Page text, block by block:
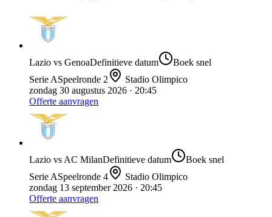
Lazio vs GenoaDefinitieve datum
Boek snel
Serie ASpeelronde 2
Stadio Olimpico
zondag 30 augustus 2026 · 20:45
Offerte aanvragen
Lazio vs AC MilanDefinitieve datum
Boek snel
Serie ASpeelronde 4
Stadio Olimpico
zondag 13 september 2026 · 20:45
Offerte aanvragen